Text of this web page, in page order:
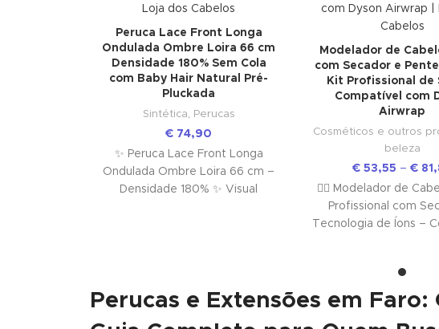
Peruca Lace Front Longa
Ondulada Ombre Loira 66 cm
Densidade 180% Sem Cola
com Baby Hair Natural Pré-
Pluckada
Sintética, Perucas
€ 74,90
✨ Peruca Lace Front Longa
Ondulada Ombre Loira 66 cm –
Densidade 180% ✨ Visual
Modelador de
com Secador e
Kit Profissional de
Compatível com
Airwrap
Cosméticos e outros
beleza
€ 53,55 – €
💇‍♀️ Modelador de
Profissional com
Tecnologia de Íons –
Perucas e Extensões em